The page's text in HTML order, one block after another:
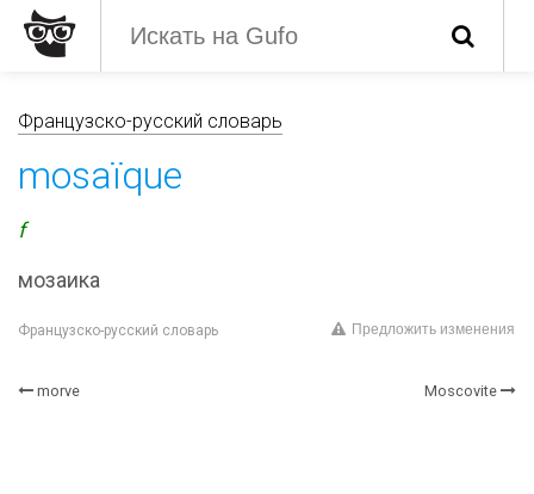
Французско-русский словарь
mosaïque
f
мозаика
Французско-русский словарь Предложить изменения
morve Moscovite